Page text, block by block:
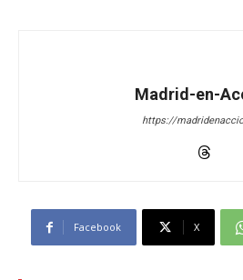
Madrid-en-
https://
Facebook X